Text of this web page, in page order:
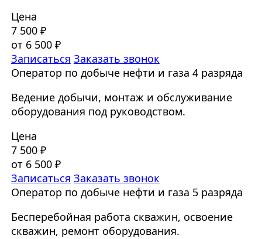
Цена
7 500 ₽
от 6 500 ₽
Записаться Заказать звонок
Оператор по добыче нефти и газа 4 разряда
Ведение добычи, монтаж и обслуживание
оборудования под руководством.
Цена
7 500 ₽
от 6 500 ₽
Записаться Заказать звонок
Оператор по добыче нефти и газа 5 разряда
Бесперебойная работа скважин, освоение
скважин, ремонт оборудования.